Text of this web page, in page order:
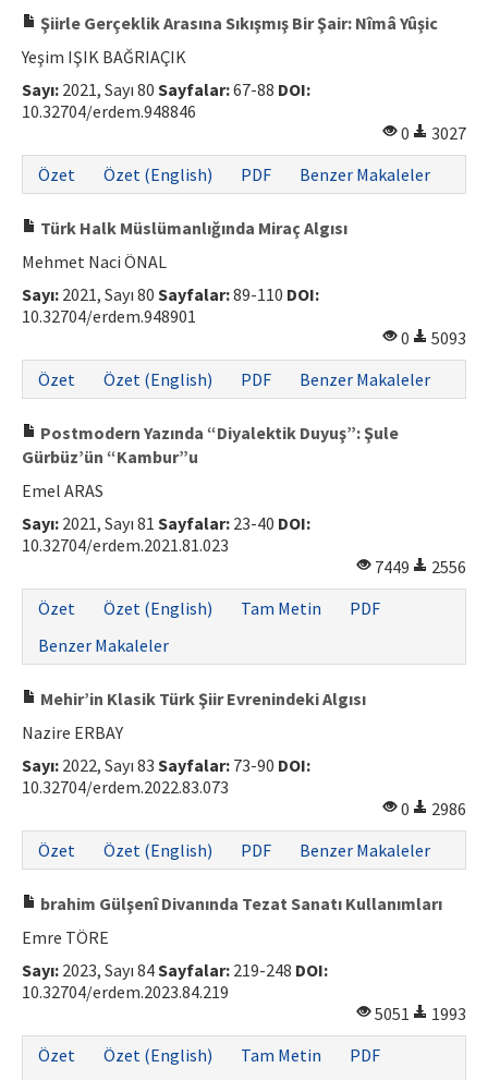
Şiirle Gerçeklik Arasına Sıkışmış Bir Şair: Nîmâ Yûşic
Yeşim IŞIK BAĞRIAÇIK
Sayı: 2021, Sayı 80 Sayfalar:67-88 DOI:
10.32704/erdem.948846
0
3027
Özet
Özet (English) PDF Benzer Makaleler
Türk Halk Müslümanlığında Miraç Algısı
Mehmet Naci ÖNAL
Sayı: 2021, Sayı 80 Sayfalar:89-110 DOI:
10.32704/erdem.948901
0
5093
Özet
Özet (English) PDF Benzer Makaleler
Postmodern Yazında “Diyalektik Duyuş”: Şule
Gürbüz’ün “Kambur”u
Emel ARAS
Sayı: 2021, Sayı 81 Sayfalar: 23-40 DOI:
10.32704/erdem.2021.81.023
7449
2556
Özet
Özet (English) Tam Metin
PDF
Benzer Makaleler
Mehir’in Klasik Türk Şiir Evrenindeki Algısı
Nazire ERBAY
Sayı: 2022, Sayı 83 Sayfalar: 73-90 DOI:
10.32704/erdem.2022.83.073
0
2986
Özet
Özet (English) PDF Benzer Makaleler
brahim Gülşenî Divanında Tezat Sanatı Kullanımları
Emre TÖRE
Sayı: 2023, Sayı 84Sayfalar: 219-248 DOI:
10.32704/erdem.2023.84.219
5051
1993
Özet
Özet (English) Tam Metin
PDF